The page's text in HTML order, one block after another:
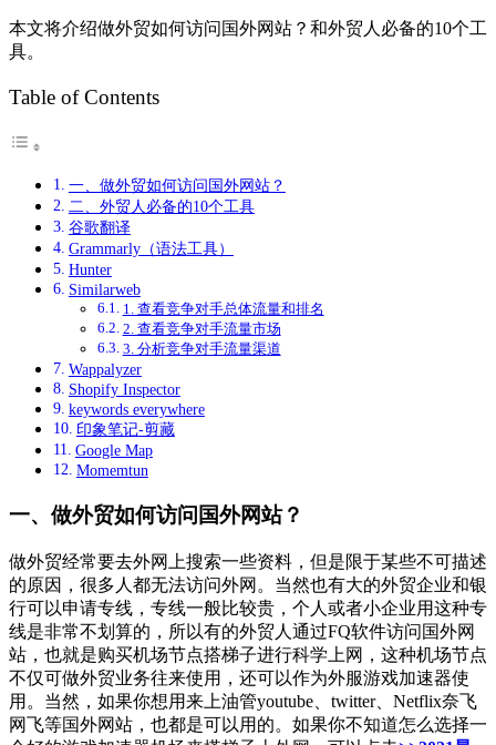
本文将介绍做外贸如何访问国外网站？和外贸人必备的10个工
具。
Table of Contents
一、做外贸如何访问国外网站？
二、外贸人必备的10个工具
谷歌翻译
Grammarly（语法工具）
Hunter
Similarweb
1. 查看竞争对手总体流量和排名
2. 查看竞争对手流量市场
3. 分析竞争对手流量渠道
Wappalyzer
Shopify Inspector
keywords everywhere
印象笔记-剪藏
Google Map
Momemtun
一、做外贸如何访问国外网站？
做外贸经常要去外网上搜索一些资料，但是限于某些不可描述
的原因，很多人都无法访问外网。当然也有大的外贸企业和银
行可以申请专线，专线一般比较贵，个人或者小企业用这种专
线是非常不划算的，所以有的外贸人通过FQ软件访问国外网
站，也就是购买机场节点搭梯子进行科学上网，这种机场节点
不仅可做外贸业务往来使用，还可以作为外服游戏加速器使
用。当然，如果你想用来上油管youtube、twitter、Netflix奈飞
网飞等国外网站，也都是可以用的。如果你不知道怎么选择一